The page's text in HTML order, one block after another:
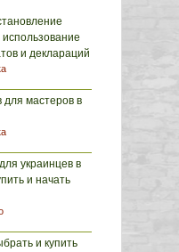
и деклараций
для мастеров в
украинцев в
и начать
и купить